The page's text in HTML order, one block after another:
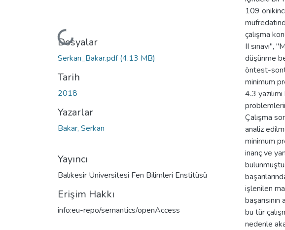
Yükleniyor...Dosyalar
Serkan_Bakar.pdf(4.13 MB)
Tarih
2018
Yazarlar
Bakar, Serkan
Yayıncı
Balıkesir Üniversitesi Fen Bilimleri Enstitüsü
Erişim Hakkı
info:eu-repo/semantics/openAccess
109
çalışma
II sınavı",
düşünme
öntest-
minimum
4.3
Çalışma
analiz
minimum
inanç ve
işlenilen
bu tür
nedenle